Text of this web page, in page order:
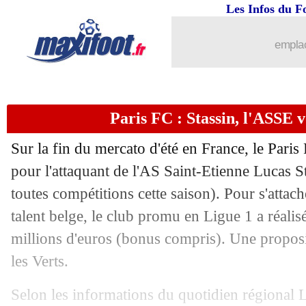
Les Infos du
Paris FC : Stassin, l'ASSE
Sur la fin du mercato d'été en France, le
pour l'attaquant de l'AS Saint-Etienne Lucas
toutes compétitions cette saison). Pour
talent belge, le club promu en Ligue 1 a
millions d'euros (bonus compris). Une
les Verts.
Selon les informations du quotidien régional
: le message d'Hürzeler à O'Riley
02/09 Newcastle: l'agent d'Isak envoie une
02/09 Leverkusen: Ten Hag ne digère pas...
02/09 Al-Ittihad: le Paris FC a tenté Kanté,
02/09 Lille : le jeune Cossier prêté au Mans
02/09 OM: Di Meco dégoûté par la gestion
Strasbourg : Samuels-Smith repart